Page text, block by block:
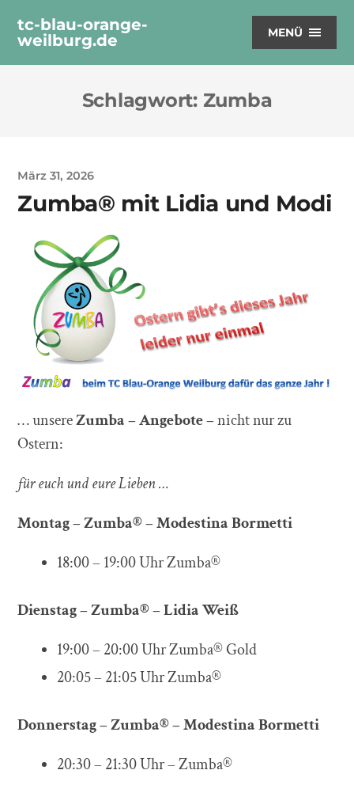
tc-blau-orange-
weilburg.de
MENÜ
Schlagwort: Zumba
März 31, 2026
Zumba® mit Lidia und Modi
… unsereZumba – Angebote –nicht nur zu
Ostern:
für euch und eure Lieben …
Montag – Zumba® – Modestina Bormetti
18:00 – 19:00 Uhr Zumba®
Dienstag – Zumba® – Lidia Weiß
19:00 – 20:00 Uhr Zumba® Gold
20:05 – 21:05 Uhr Zumba®
Donnerstag – Zumba® – Modestina Bormetti
20:30 – 21:30 Uhr – Zumba®